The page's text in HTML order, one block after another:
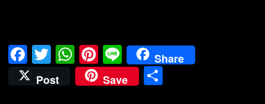
F
ac
e
T
w
itt
W
h
at
Pi
nt
er
Li
n
e
Share
Post
Save